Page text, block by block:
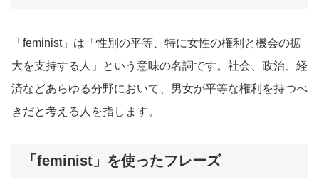
「feminist」は「性別の平等、特に女性の権利と機会の拡
大を支持する人」という意味の名詞です。社会、政治、経
済などあらゆる分野において、男女が平等な権利を持つべ
きだと考える人を指します。
「feminist」を使ったフレーズ